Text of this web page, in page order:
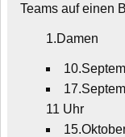
Teams auf einen
1.Damen
11 Uhr